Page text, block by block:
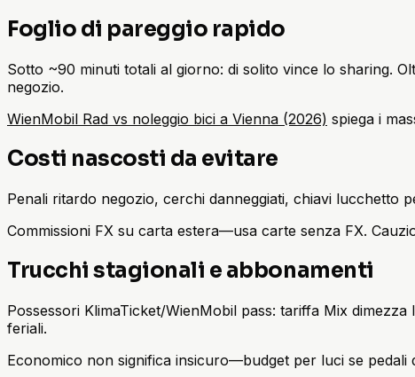
Foglio di pareggio rapido
Sotto ~90 minuti totali al giorno: di solito vince lo sharing.
negozio.
WienMobil Rad vs noleggio bici a Vienna (2026) spiega i
Costi nascosti da evitare
Penali ritardo negozio, cerchi danneggiati, chiavi lucchetto
Commissioni FX su carta estera—usa carte senza FX.
Trucchi stagionali e abbonamenti
Possessori KlimaTicket/WienMobil pass: tariffa Mix
feriali.
Economico non significa insicuro—budget per luci se pedali